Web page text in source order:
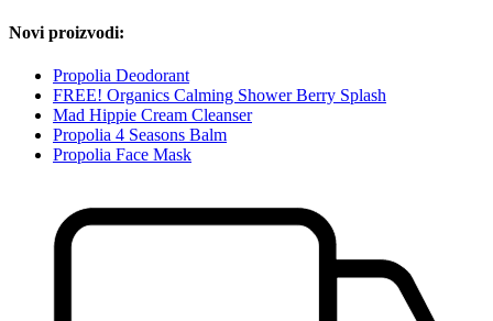
Novi proizvodi:
Propolia Deodorant
FREE! Organics Calming Shower Berry Splash
Mad Hippie Cream Cleanser
Propolia 4 Seasons Balm
Propolia Face Mask